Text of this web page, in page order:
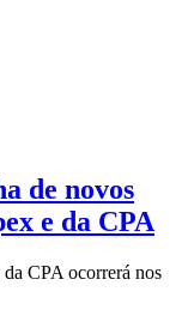
de novos
e da CPA
da CPA ocorrerá nos